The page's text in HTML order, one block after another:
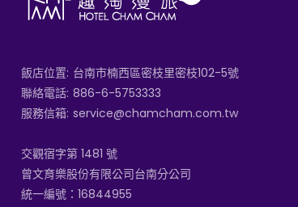
飯店位置: 台南市楠西區密枝里密枝102-5號
聯絡電話: 886-6-5753333
服務信箱: service@chamcham.com.tw
交觀宿字第 1481 號
曾文育樂股份有限公司台南分公司
統一編號：16844955